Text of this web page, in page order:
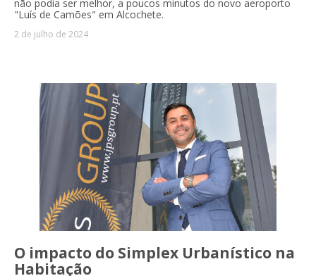
não podia ser melhor, a poucos minutos do novo aeroporto
"Luís de Camões" em Alcochete.
2 de julho de 2024
O impacto do Simplex Urbanístico na
Habitação